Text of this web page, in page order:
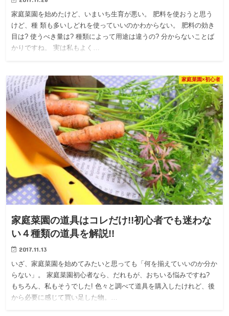
家庭菜園を始めたけど、いまいち生育が悪い。 肥料を使おうと思う
けど、種 類も多いしどれを使っていいのかわからない。 肥料の効き
目は? 使うべき量は? 種類によって用途は違うの? 分からないことば
かりですね。 実は私もよく…
家庭菜園×初心者
家庭菜園の道具はコレだけ!!初心者でも迷わな
い４種類の道具を解説!!
2017.11.13
いざ、家庭菜園を始めてみたいと思っても「何を揃えていいのか分か
らない」。 家庭菜園初心者なら、だれもが、おちいる悩みですね?
もちろん、私もそうでした! 色々と調べて道具を購入したけれど、後
から必要に感じて買い足した物。…